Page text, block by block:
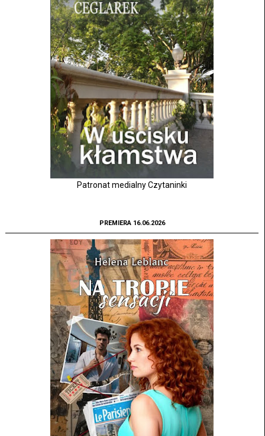
Patronat medialny Czytaninki
PREMIERA 16.06.2026